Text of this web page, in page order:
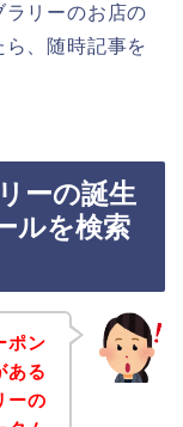
リーのお店の
、随時記事を
ーの誕生
ルを検索
ポン
ある
ーの